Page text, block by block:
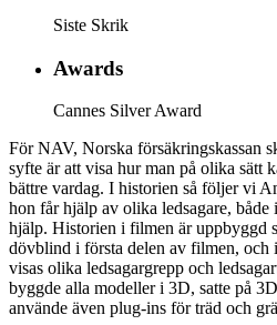
Siste Skrik
Awards
Cannes Silver Award
För NAV, Norska försäkringskassan
syfte är att visa hur man på olika sätt
bättre vardag. I historien så följer vi
hon får hjälp av olika ledsagare,
hjälp. Historien i filmen är uppbyggd
dövblind i första delen av filmen, och
visas olika ledsagargrepp och
byggde alla modeller i 3D, satte på
använde även plug-ins för träd och